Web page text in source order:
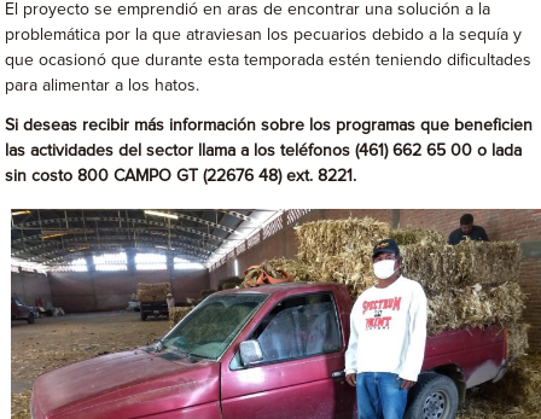
El proyecto se emprendió en aras de encontrar una solución a la
problemática por la que atraviesan los pecuarios debido a la sequía y
que ocasionó que durante esta temporada estén teniendo dificultades
para alimentar a los hatos.
Si deseas recibir más información sobre los programas que beneficien
las actividades del sector llama a los teléfonos (461) 662 65 00 o lada
sin costo 800 CAMPO GT (22676 48) ext. 8221.